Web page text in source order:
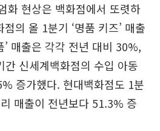
화 현상은 백화점에서 또렷하
의 올 1분기 ‘명품 키즈’ 매출
’ 매출은 각각 전년 대비 30%,
신세계백화점의 수입 아동
증가했다. 현대백화점도 1분
매출이 전년보다 51.3% 증